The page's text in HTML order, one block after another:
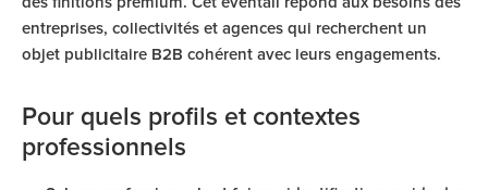
entreprises, collectivités et agences qui recherchent un
objet publicitaire B2B cohérent avec leurs engagements.
Pour quels profils et contextes
professionnels